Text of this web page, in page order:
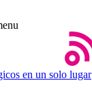
en un solo lugar